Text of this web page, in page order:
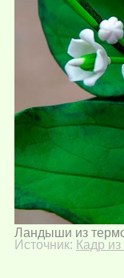
Ландыши из
Источник: Кадр